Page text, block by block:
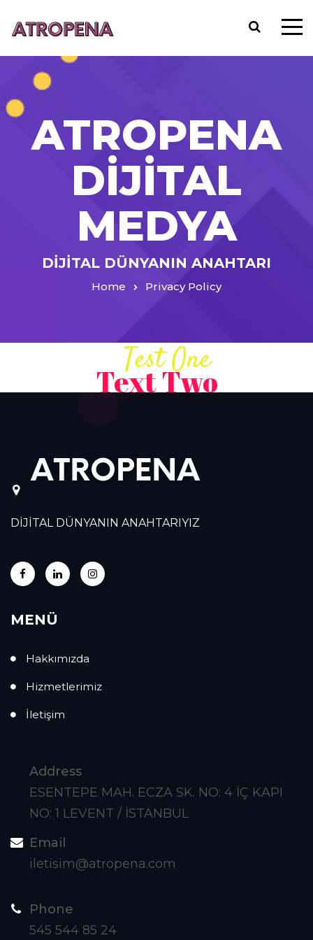
ATROPENA
DİJİTAL
MEDYA
DİJİTAL DÜNYANIN ANAHTARI
Home Privacy Policy
Test One
Text Two
DİJİTAL DÜNYANIN ANAHTARIYIZ
MENÜ
Hakkımızda
Hizmetlerimiz
İletişim
Address
ESENTEPE MAH. ECZA SK. NO: 4 İÇ KAPI
NO: 1 LEVENT / İSTANBUL
Email
iletisim@atropena.com
Phone
545 544 85 24